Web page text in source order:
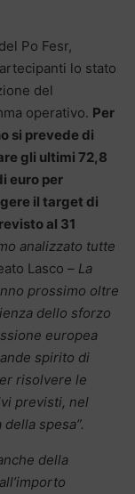
Po Fesr,
lo stato
del
operativo. Per
si prevede di
gli ultimi 72,8
euro per
il target di
al 31
analizzato tutte
Lasco – La
prossimo oltre
dello sforzo
europea
spirito di
risolvere le
previsti, nel
spesa”.
della